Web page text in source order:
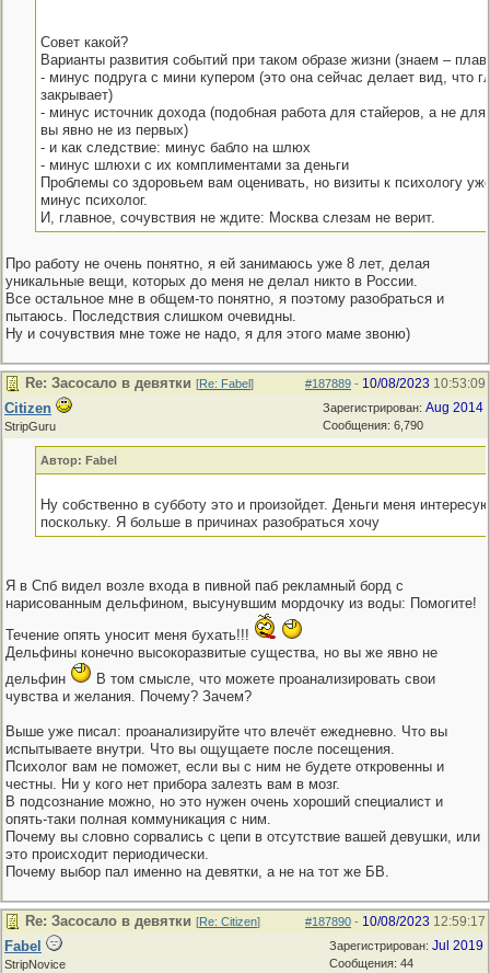
Совет какой?
Варианты развития событий при таком образе жизни (знаем –
- минус подруга с мини купером (это она сейчас делает вид, что
закрывает)
- минус источник дохода (подобная работа для стайеров, а не для
вы явно не из первых)
- и как следствие: минус бабло на шлюх
- минус шлюхи с их комплиментами за деньги
Проблемы со здоровьем вам оценивать, но визиты к психологу
минус психолог.
И, главное, сочувствия не ждите: Москва слезам не верит.
Про работу не очень понятно, я ей занимаюсь уже 8 лет, делая
уникальные вещи, которых до меня не делал никто в России.
Все остальное мне в общем-то понятно, я поэтому разобраться и
пытаюсь. Последствия слишком очевидны.
Ну и сочувствия мне тоже не надо, я для этого маме звоню)
#187889 - 10/08/2023 10:53:09
Re: Засосало в девятки [Re: Fabel]
Зарегистрирован: Aug 2014
Сообщения: 6,790
Citizen
StripGuru
Автор: Fabel
Ну собственно в субботу это и произойдет. Деньги меня
поскольку. Я больше в причинах разобраться хочу
Я в Спб видел возле входа в пивной паб рекламный борд с
нарисованным дельфином, высунувшим мордочку из воды: Помогите!
Течение опять уносит меня бухать!!!
Дельфины конечно высокоразвитые существа, но вы же явно не
дельфин
В том смысле, что можете проанализировать свои
чувства и желания. Почему? Зачем?
Выше уже писал: проанализируйте что влечёт ежедневно. Что вы
испытываете внутри. Что вы ощущаете после посещения.
Психолог вам не поможет, если вы с ним не будете откровенны и
честны. Ни у кого нет прибора залезть вам в мозг.
В подсознание можно, но это нужен очень хороший специалист и
опять-таки полная коммуникация с ним.
Почему вы словно сорвались с цепи в отсутствие вашей девушки, или
это происходит периодически.
Почему выбор пал именно на девятки, а не на тот же БВ.
#187890 - 10/08/2023 12:59:17
Re: Засосало в девятки [Re: Citizen]
Зарегистрирован: Jul 2019
Сообщения: 44
Fabel
StripNovice